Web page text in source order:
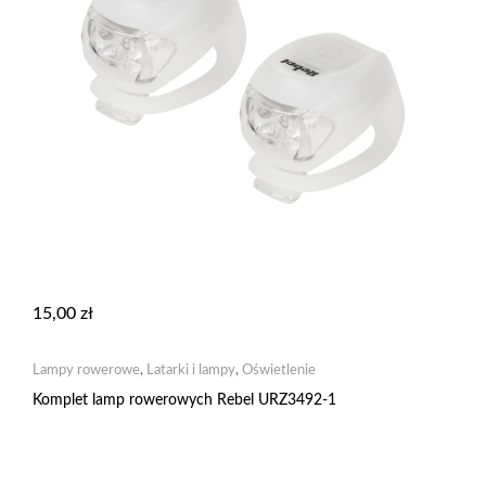
15,00 zł
Lampy rowerowe, Latarki i lampy, Oświetlenie
Komplet lamp rowerowych Rebel URZ3492-1